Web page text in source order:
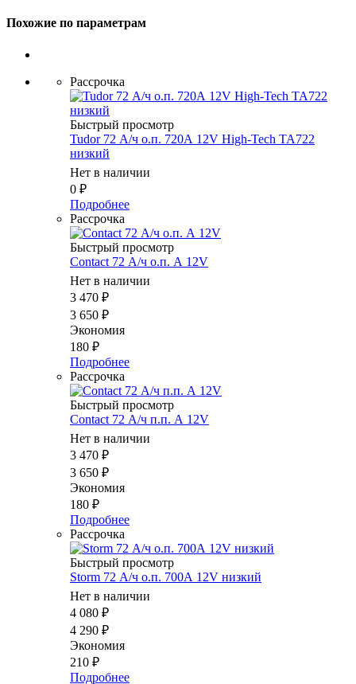
Похожие по параметрам
Рассрочка
Быстрый просмотр
Tudor 72 А/ч о.п. 720А 12V High-Tech TA722
низкий
Нет в наличии
0 ₽
Подробнее
Рассрочка
Быстрый просмотр
Contact 72 А/ч о.п. А 12V
Нет в наличии
3 470 ₽
3 650 ₽
Экономия
180 ₽
Подробнее
Рассрочка
Быстрый просмотр
Contact 72 А/ч п.п. А 12V
Нет в наличии
3 470 ₽
3 650 ₽
Экономия
180 ₽
Подробнее
Рассрочка
Быстрый просмотр
Storm 72 А/ч о.п. 700А 12V низкий
Нет в наличии
4 080 ₽
4 290 ₽
Экономия
210 ₽
Подробнее